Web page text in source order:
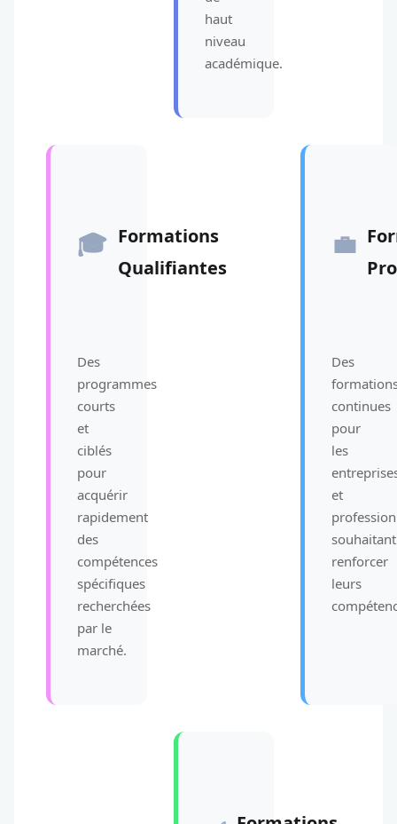
haut
niveau
académique.
🎓 Formations
Qualifiantes
Des
programmes
courts
et
ciblés
pour
acquérir
rapidement
des
compétences
spécifiques
recherchées
par le
marché.
💼
Des
continues
pour
les
et
souhaitant
renforcer
leurs